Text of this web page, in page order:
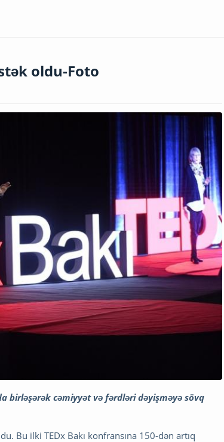
oldu-Foto
birləşərək cəmiyyət və fərdləri dəyişməyə sövq
Bu ilki TEDx Bakı konfransına 150-dən artıq